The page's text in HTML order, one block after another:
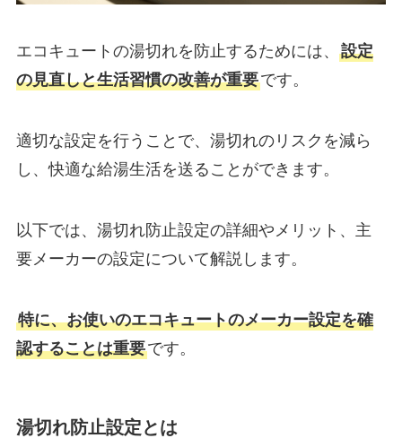
エコキュートの湯切れを防止するためには、 設定
の見直しと生活習慣の改善が重要です。
適切な設定を行うことで、湯切れのリスクを減ら
し、快適な給湯生活を送ることができます。
以下では、湯切れ防止設定の詳細やメリット、主
要メーカーの設定について解説します。
特に、お使いのエコキュートのメーカー設定を確
認することは重要です。
湯切れ防止設定とは